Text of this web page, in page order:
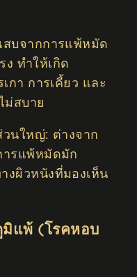
สบจากการแพ้หมัด
ทำให้เกิด
กา การเคี้ยว และ
ม่สบาย
วนใหญ่: ต่างจาก
ารแพ้หมัดมัก
งผิวหนังที่มองเห็น
แพ้ (โรคหอบ